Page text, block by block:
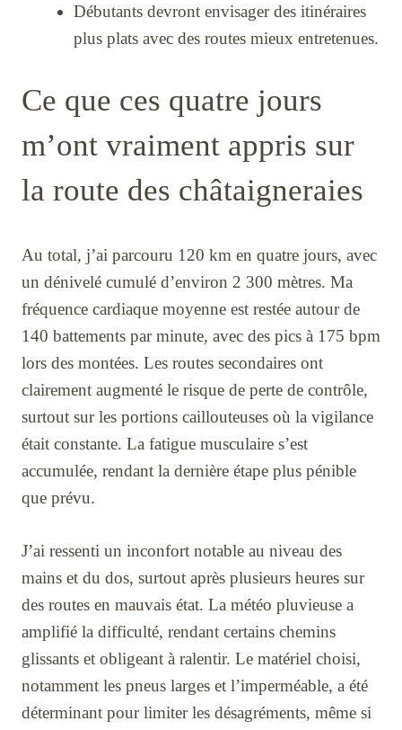
Débutants devront envisager des itinéraires
plus plats avec des routes mieux entretenues.
Ce que ces quatre jours
m’ont vraiment appris sur
la route des châtaigneraies
Au total, j’ai parcouru 120 km en quatre jours, avec
un dénivelé cumulé d’environ 2 300 mètres. Ma
fréquence cardiaque moyenne est restée autour de
140 battements par minute, avec des pics à 175 bpm
lors des montées. Les routes secondaires ont
clairement augmenté le risque de perte de contrôle,
surtout sur les portions caillouteuses où la vigilance
était constante. La fatigue musculaire s’est
accumulée, rendant la dernière étape plus pénible
que prévu.
J’ai ressenti un inconfort notable au niveau des
mains et du dos, surtout après plusieurs heures sur
des routes en mauvais état. La météo pluvieuse a
amplifié la difficulté, rendant certains chemins
glissants et obligeant à ralentir. Le matériel choisi,
notamment les pneus larges et l’imperméable, a été
déterminant pour limiter les désagréments, même si